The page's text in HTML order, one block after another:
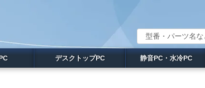
デスクトップPC 静音PC・水冷PC